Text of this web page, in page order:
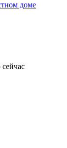
доме